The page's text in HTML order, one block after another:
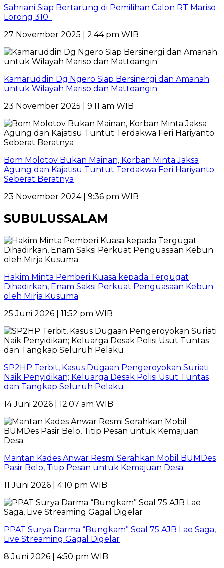
Sahriani Siap Bertarung di Pemilihan Calon RT Mariso
Lorong 310
27 November 2025 | 2:44 pm WIB
Kamaruddin Dg Ngero Siap Bersinergi dan Amanah
untuk Wilayah Mariso dan Mattoangin
23 November 2025 | 9:11 am WIB
Bom Molotov Bukan Mainan, Korban Minta Jaksa
Agung dan Kajatisu Tuntut Terdakwa Feri Hariyanto
Seberat Beratnya
23 November 2024 | 9:36 pm WIB
SUBULUSSALAM
Hakim Minta Pemberi Kuasa kepada Tergugat
Dihadirkan, Enam Saksi Perkuat Penguasaan Kebun
oleh Mirja Kusuma
25 Juni 2026 | 11:52 pm WIB
SP2HP Terbit, Kasus Dugaan Pengeroyokan Suriati
Naik Penyidikan; Keluarga Desak Polisi Usut Tuntas
dan Tangkap Seluruh Pelaku
14 Juni 2026 | 12:07 am WIB
Mantan Kades Anwar Resmi Serahkan Mobil BUMDes
Pasir Belo, Titip Pesan untuk Kemajuan Desa
11 Juni 2026 | 4:10 pm WIB
PPAT Surya Darma “Bungkam” Soal 75 AJB Lae Saga,
Live Streaming Gagal Digelar
8 Juni 2026 | 4:50 pm WIB